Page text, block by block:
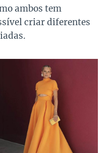
ambos tem
criar diferentes